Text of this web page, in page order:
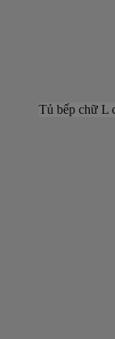
Tủ bếp chữ L